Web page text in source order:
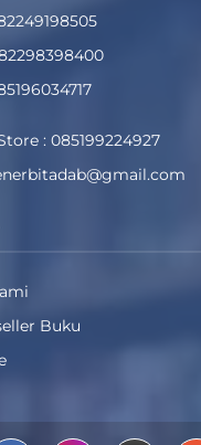
: 085199224927
Buku